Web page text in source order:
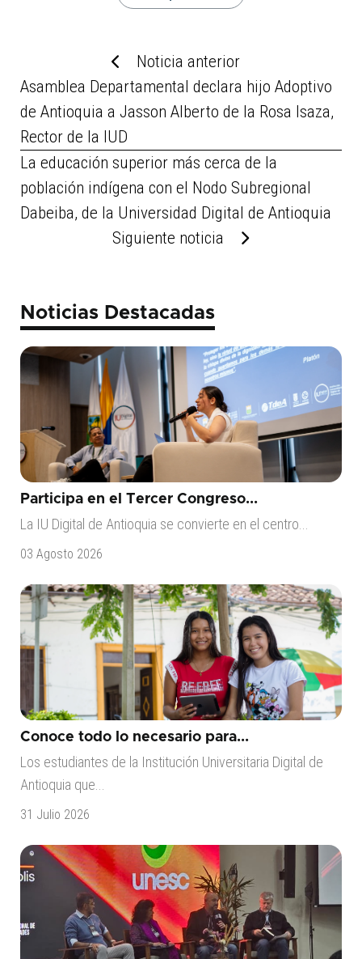
Noticia anterior
Asamblea Departamental declara hijo Adoptivo
de Antioquia a Jasson Alberto de la Rosa Isaza,
Rector de la IUD
La educación superior más cerca de la
población indígena con el Nodo Subregional
Dabeiba, de la Universidad Digital de Antioquia
Siguiente noticia
Noticias Destacadas
Participa en el Tercer Congreso...
La IU Digital de Antioquia se convierte en el centro...
03 Agosto 2026
Conoce todo lo necesario para...
Los estudiantes de la Institución Universitaria Digital de
Antioquia que...
31 Julio 2026